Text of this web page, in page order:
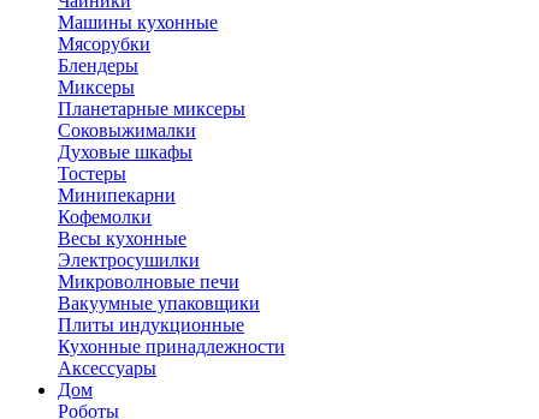
Машины кухонные
Мясорубки
Блендеры
Миксеры
Планетарные миксеры
Соковыжималки
Духовые шкафы
Тостеры
Минипекарни
Кофемолки
Весы кухонные
Электросушилки
Микроволновые печи
Вакуумные упаковщики
Плиты индукционные
Кухонные принадлежности
Аксессуары
Дом
Роботы